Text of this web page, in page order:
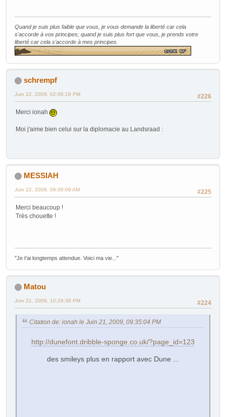
Quand je suis plus faible que vous, je vous demande la liberté car cela
s'accorde à vos principes; quand je suis plus fort que vous, je prends votre
liberté car cela s'accorde à mes principes.
schrempf
#226
Juin 22, 2009, 02:06:19 PM
Merci ionah
Moi j'aime bien celui sur la diplomacie au Landsraad :
MESSIAH
#225
Juin 22, 2009, 09:00:09 AM
Merci beaucoup !
Très chouette !
"Je t'ai longtemps attendue. Voici ma vie..."
Matou
#224
Juin 21, 2009, 10:29:38 PM
Citation de: ionah le Juin 21, 2009, 09:35:04 PM
http://dunefont.dribble-sponge.co.uk/?page_id=123
des smileys plus en rapport avec Dune ...